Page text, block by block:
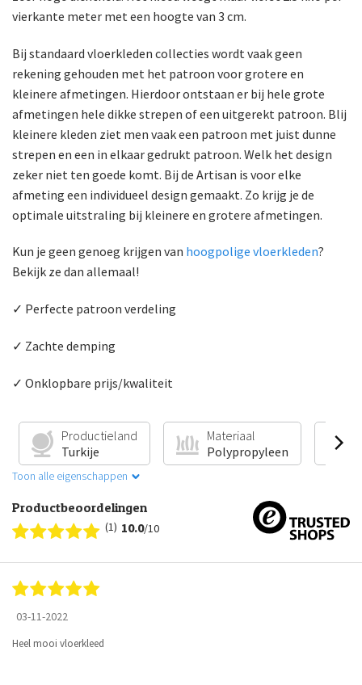
vierkante meter met een hoogte van 3 cm.
Bij standaard vloerkleden collecties wordt vaak geen
rekening gehouden met het patroon voor grotere en
kleinere afmetingen. Hierdoor ontstaan er bij hele grote
afmetingen hele dikke strepen of een uitgerekt patroon. Blij
kleinere kleden ziet men vaak een patroon met juist dunne
strepen en een in elkaar gedrukt patroon. Welk het design
zeker niet ten goede komt. Bij de Artisan is voor elke
afmeting een individueel design gemaakt. Zo krijg je de
optimale uitstraling bij kleinere en grotere afmetingen.
Kun je geen genoeg krijgen van hoogpolige vloerkleden?
Bekijk ze dan allemaal!
✓ Perfecte patroon verdeling
✓ Zachte demping
✓ Onklopbare prijs/kwaliteit
Productieland
Turkije
Materiaal
Polypropyleen
Toon alle eigenschappen
Productbeoordelingen
(1) 10.0/10
03-11-2022
Heel mooi vloerkleed